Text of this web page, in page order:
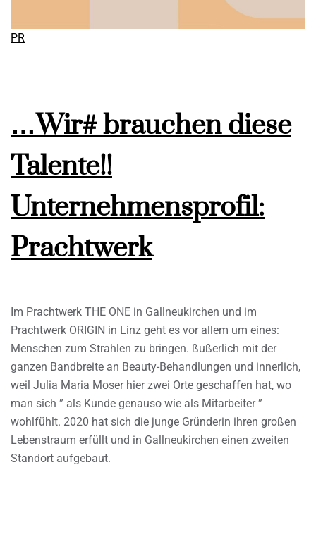
PR
…Wir# brauchen diese
Talente!!
Unternehmensprofil:
Prachtwerk
Im Prachtwerk THE ONE in Gallneukirchen und im
Prachtwerk ORIGIN in Linz geht es vor allem um eines:
Menschen zum Strahlen zu bringen. ßußerlich mit der
ganzen Bandbreite an Beauty-Behandlungen und innerlich,
weil Julia Maria Moser hier zwei Orte geschaffen hat, wo
man sich ” als Kunde genauso wie als Mitarbeiter ”
wohlfühlt. 2020 hat sich die junge Gründerin ihren großen
Lebenstraum erfüllt und in Gallneukirchen einen zweiten
Standort aufgebaut.